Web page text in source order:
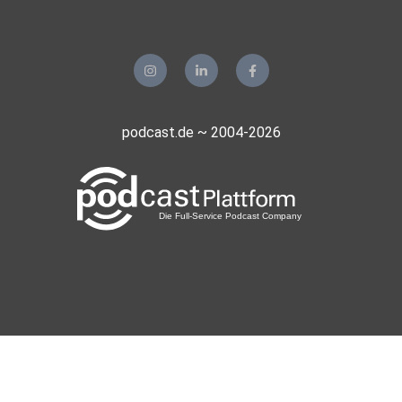
podcast.de ~ 2004-2026